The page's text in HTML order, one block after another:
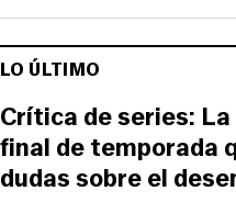
LO ÚLTIMO
Crítica de series:
final de temporada
dudas sobre el